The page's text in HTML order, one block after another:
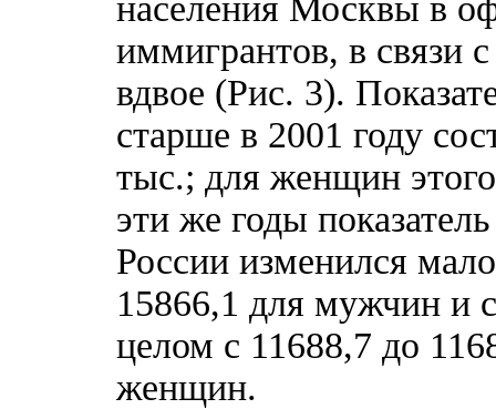
иммигрантов, в связи
вдвое (Рис. 3).
старше в 2001 году
тыс.; для женщин
эти же годы
России изменился
15866,1 для мужчин и
целом с 11688,7 до
женщин.